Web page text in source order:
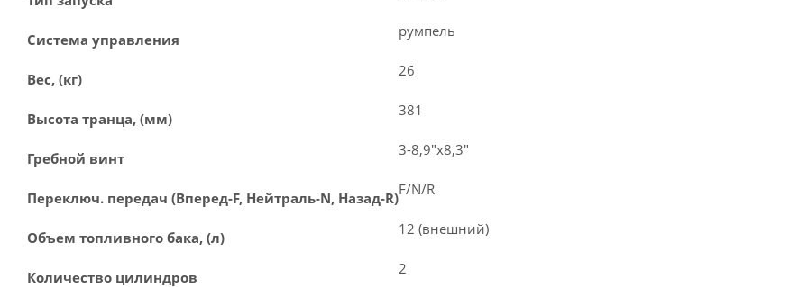
Система управления румпель
Вес, (кг) 26
Высота транца, (мм) 381
Гребной винт 3-8,9"х8,3"
Переключ. передач (Вперед-F, Нейтраль-N, Назад-R)F/N/R
Объем топливного бака, (л) 12 (внешний)
Количество цилиндров 2